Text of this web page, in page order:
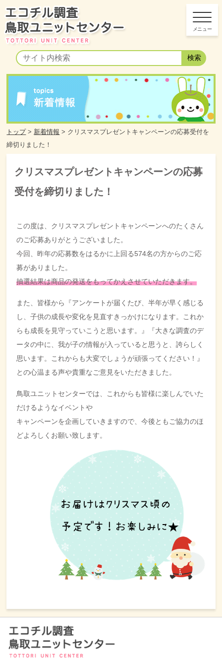
トップ> 新着情報 > クリスマスプレゼントキャンペーンの応募受付を
締切りました！
クリスマスプレゼントキャンペーンの応募
受付を締切りました！
この度は、クリスマスプレゼントキャンペーンへのたくさん
のご応募ありがとうございました。
今回、昨年の応募数をはるかに上回る574名の方からのご応
募がありました。
抽選結果は商品の発送をもってかえさせていただきます。
また、皆様から『アンケートが届くたび、半年が早く感じる
し、子供の成長や変化を見直すきっかけになります。これか
らも成長を見守っていこうと思います。』『大きな調査のデ
ータの中に、我が子の情報が入っていると思うと、誇らしく
思います。これからも大変でしょうが頑張ってください！』
との心温まる声や貴重なご意見をいただきました。
鳥取ユニットセンターでは、これからも皆様に楽しんでいた
だけるようなイベントや
キャンペーンを企画していきますので、今後ともご協力のほ
どよろしくお願い致します。